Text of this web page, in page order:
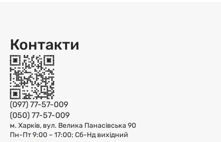
высокой температуре.
У побутових цілях малярна стрічка
сколам на дзеркалах і стеклах, для створення
Малярний скотч найчастіше використовується для
Після видалення стрічки на поверхні не залишається
Контакти
(097) 77-57-009
(050) 77-57-009
м. Харків, вул. Велика Панасівська 90
Пн-Пт 9:00 – 17:00; Сб-Нд вихідний